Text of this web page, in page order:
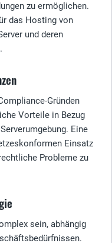
zu ermöglichen.
das Hosting von
und deren
Gründen
Vorteile in Bezug
Eine
Einsatz
Probleme zu
sein, abhängig